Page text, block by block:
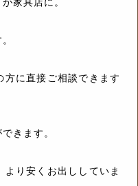
家具店に。
方に直接ご相談できます
きます。
り安くお出ししていま